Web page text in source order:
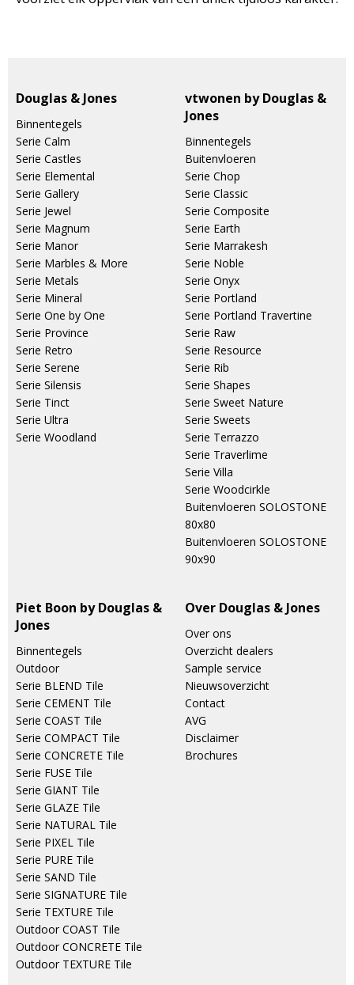
Douglas & Jones
Binnentegels
Serie Calm
Serie Castles
Serie Elemental
Serie Gallery
Serie Jewel
Serie Magnum
Serie Manor
Serie Marbles & More
Serie Metals
Serie Mineral
Serie One by One
Serie Province
Serie Retro
Serie Serene
Serie Silensis
Serie Tinct
Serie Ultra
Serie Woodland
vtwonen by Douglas &
Jones
Binnentegels
Buitenvloeren
Serie Chop
Serie Classic
Serie Composite
Serie Earth
Serie Marrakesh
Serie Noble
Serie Onyx
Serie Portland
Serie Portland Travertine
Serie Raw
Serie Resource
Serie Rib
Serie Shapes
Serie Sweet Nature
Serie Sweets
Serie Terrazzo
Serie Traverlime
Serie Villa
Serie Woodcirkle
Buitenvloeren SOLOSTONE
80x80
Buitenvloeren SOLOSTONE
90x90
Piet Boon by Douglas &
Jones
Binnentegels
Outdoor
Serie BLEND Tile
Serie CEMENT Tile
Serie COAST Tile
Serie COMPACT Tile
Serie CONCRETE Tile
Serie FUSE Tile
Serie GIANT Tile
Serie GLAZE Tile
Serie NATURAL Tile
Serie PIXEL Tile
Serie PURE Tile
Serie SAND Tile
Serie SIGNATURE Tile
Serie TEXTURE Tile
Outdoor COAST Tile
Outdoor CONCRETE Tile
Outdoor TEXTURE Tile
Over Douglas & Jones
Over ons
Overzicht dealers
Sample service
Nieuwsoverzicht
Contact
AVG
Disclaimer
Brochures